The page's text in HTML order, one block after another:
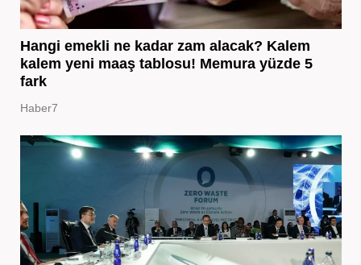
Hangi emekli ne kadar zam alacak? Kalem
kalem yeni maaş tablosu! Memura yüzde 5
fark
Haber7